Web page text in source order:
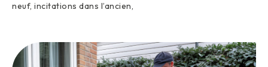
neuf, incitations dans l’ancien,